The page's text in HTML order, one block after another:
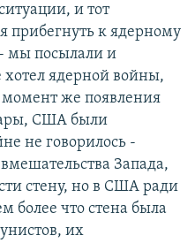
и тот
прибегнуть к ядерному
мы посылали и
ядерной войны,
же появления
США были
не говорилось -
Запада,
стену, но в США ради
более что стена была
их